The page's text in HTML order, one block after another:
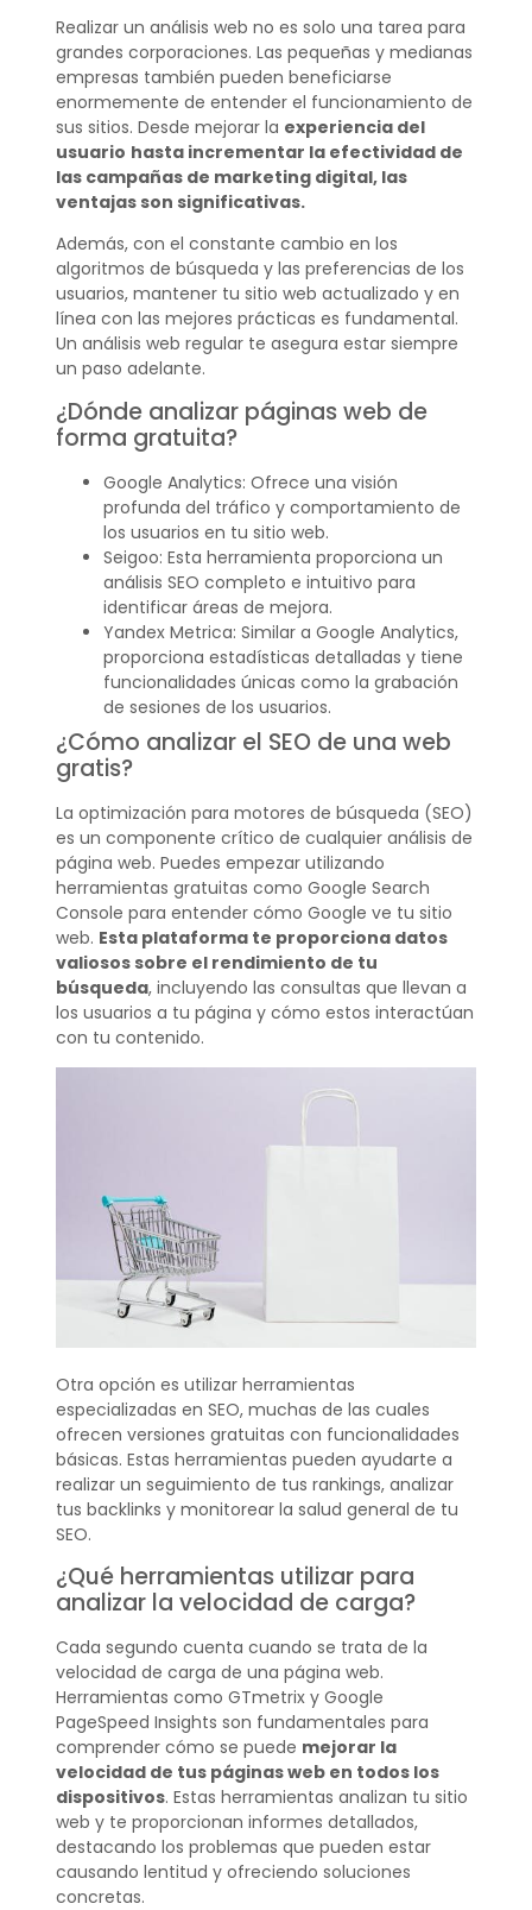
Realizar un análisis web no es solo una tarea para
grandes corporaciones. Las pequeñas y medianas
empresas también pueden beneficiarse
enormemente de entender el funcionamiento de
sus sitios. Desde mejorar la experiencia del
usuario hasta incrementar la efectividad de
las campañas de marketing digital, las
ventajas son significativas.
Además, con el constante cambio en los
algoritmos de búsqueda y las preferencias de los
usuarios, mantener tu sitio web actualizado y en
línea con las mejores prácticas es fundamental.
Un análisis web regular te asegura estar siempre
un paso adelante.
¿Dónde analizar páginas web de
forma gratuita?
Google Analytics: Ofrece una visión
profunda del tráfico y comportamiento de
los usuarios en tu sitio web.
Seigoo: Esta herramienta proporciona un
análisis SEO completo e intuitivo para
identificar áreas de mejora.
Yandex Metrica: Similar a Google Analytics,
proporciona estadísticas detalladas y tiene
funcionalidades únicas como la grabación
de sesiones de los usuarios.
¿Cómo analizar el SEO de una web
gratis?
La optimización para motores de búsqueda (SEO)
es un componente crítico de cualquier análisis de
página web. Puedes empezar utilizando
herramientas gratuitas como Google Search
Console para entender cómo Google ve tu sitio
web. Esta plataforma te proporciona datos
valiosos sobre el rendimiento de tu
búsqueda, incluyendo las consultas que llevan a
los usuarios a tu página y cómo estos interactúan
con tu contenido.
Otra opción es utilizar herramientas
especializadas en SEO, muchas de las cuales
ofrecen versiones gratuitas con funcionalidades
básicas. Estas herramientas pueden ayudarte a
realizar un seguimiento de tus rankings, analizar
tus backlinks y monitorear la salud general de tu
SEO.
¿Qué herramientas utilizar para
analizar la velocidad de carga?
Cada segundo cuenta cuando se trata de la
velocidad de carga de una página web.
Herramientas como GTmetrix y Google
PageSpeed Insights son fundamentales para
comprender cómo se puede mejorar la
velocidad de tus páginas web en todos los
dispositivos. Estas herramientas analizan tu sitio
web y te proporcionan informes detallados,
destacando los problemas que pueden estar
causando lentitud y ofreciendo soluciones
concretas.